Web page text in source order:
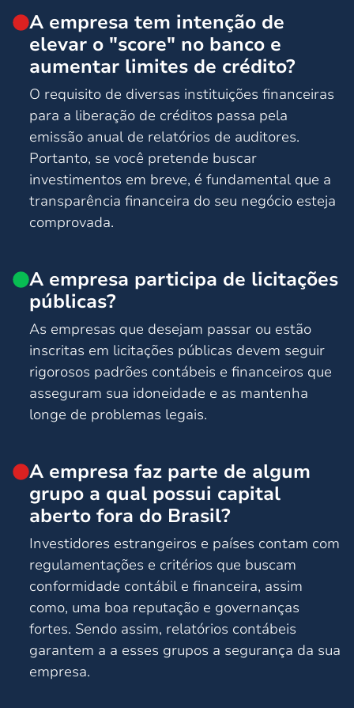
A empresa tem intenção de
elevar o "score" no banco e
aumentar limites de crédito?
O requisito de diversas instituições financeiras
para a liberação de créditos passa pela
emissão anual de relatórios de auditores.
Portanto, se você pretende buscar
investimentos em breve, é fundamental que a
transparência financeira do seu negócio esteja
comprovada.
A empresa participa de licitações
públicas?
As empresas que desejam passar ou estão
inscritas em licitações públicas devem seguir
rigorosos padrões contábeis e financeiros que
asseguram sua idoneidade e as mantenha
longe de problemas legais.
A empresa faz parte de algum
grupo a qual possui capital
aberto fora do Brasil?
Investidores estrangeiros e países contam com
regulamentações e critérios que buscam
conformidade contábil e financeira, assim
como, uma boa reputação e governanças
fortes. Sendo assim, relatórios contábeis
garantem a a esses grupos a segurança da sua
empresa.